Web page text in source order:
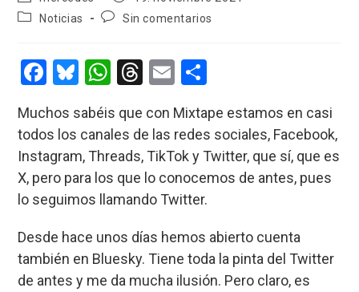
de
la
de
Categoría
entrada:
Noticias
Comentarios
entrada:
Sin comentarios
F
ce
b
o
o
k
Bl
es
ky
W
at
s
A
p
p
T
e
a
d
s
E
ail m
p
ar
Muchos sabéis que con Mixtape estamos en casi
todos los canales de las redes sociales, Facebook,
Instagram, Threads, TikTok y Twitter, que sí, que es
X, pero para los que lo conocemos de antes, pues
lo seguimos llamando Twitter.
Desde hace unos días hemos abierto cuenta
también en Bluesky. Tiene toda la pinta del Twitter
de antes y me da mucha ilusión. Pero claro, es